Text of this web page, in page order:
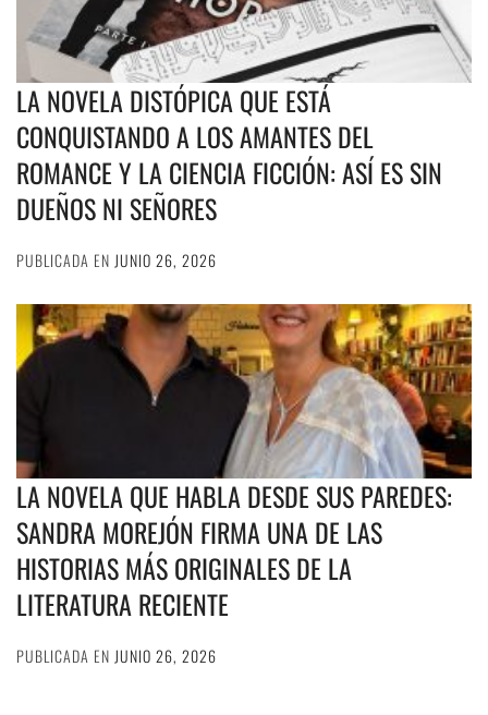
LA NOVELA DISTÓPICA QUE ESTÁ
CONQUISTANDO A LOS AMANTES DEL
ROMANCE Y LA CIENCIA FICCIÓN: ASÍ ES SIN
DUEÑOS NI SEÑORES
PUBLICADA EN JUNIO 26, 2026
LA NOVELA QUE HABLA DESDE SUS PAREDES:
SANDRA MOREJÓN FIRMA UNA DE LAS
HISTORIAS MÁS ORIGINALES DE LA
LITERATURA RECIENTE
PUBLICADA EN JUNIO 26, 2026